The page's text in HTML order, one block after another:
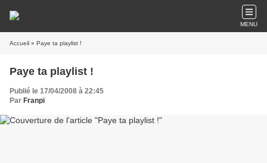
MENU
Accueil » Paye ta playlist !
Paye ta playlist !
Publié le 17/04/2008 à 22:45
Par Franpi